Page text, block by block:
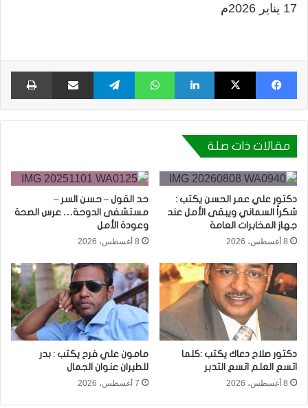
17 يناير 2026م
فيسبوك X لينكدإن واتساب تيلقرام مشاركة عبر البريد
مقالات ذات صلة
دكتور علي عمر الحسن يكتب :
شكراً السماني ويبقى الأمل عند
جهاز المخابرات العامة
8 أغسطس، 2026
حد القول – حسن السر –
مستشفى الدوحة… عرس الصحة
وعودة الأمل
8 أغسطس، 2026
دكتور صلاح دعاك يكتب :كلما
اتسع العلم اتسع التدبر
8 أغسطس، 2026
مامون علي فرح يكتب : بدر
للطيران عنوان الجمال
7 أغسطس، 2026